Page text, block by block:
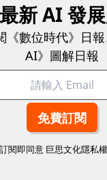
動的事！」
第一款作品 Ring之
己的創業初衷
鬆互動的產品。
新 AI 發
《數位時代》日
AI》圖解日報
訂閱即同意 巨思文化隱私